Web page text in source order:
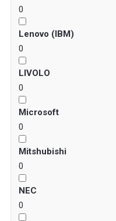
0
Lenovo (IBM)
0
LIVOLO
0
Microsoft
0
Mitshubishi
0
NEC
0